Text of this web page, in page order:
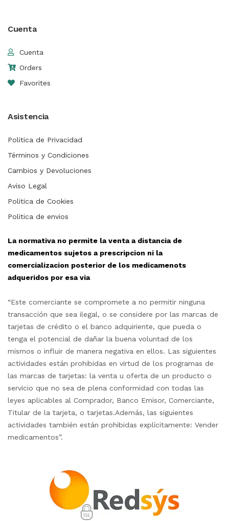
Cuenta
Cuenta
Orders
Favorites
Asistencia
Politica de Privacidad
Términos y Condiciones
Cambios y Devoluciones
Aviso Legal
Politica de Cookies
Politica de envios
La normativa no permite la venta a distancia de
medicamentos sujetos a prescripcion ni la
comercializacion posterior de los medicamenots
adqueridos por esa via
“Este comerciante se compromete a no permitir ninguna
transacción que sea ilegal, o se considere por las marcas de
tarjetas de crédito o el banco adquiriente, que pueda o
tenga el potencial de dañar la buena voluntad de los
mismos o influir de manera negativa en ellos. Las siguientes
actividades están prohibidas en virtud de los programas de
las marcas de tarjetas: la venta u oferta de un producto o
servicio que no sea de plena conformidad con todas las
leyes aplicables al Comprador, Banco Emisor, Comerciante,
Titular de la tarjeta, o tarjetas.Además, las siguientes
actividades también están prohibidas explícitamente: Vender
medicamentos”.